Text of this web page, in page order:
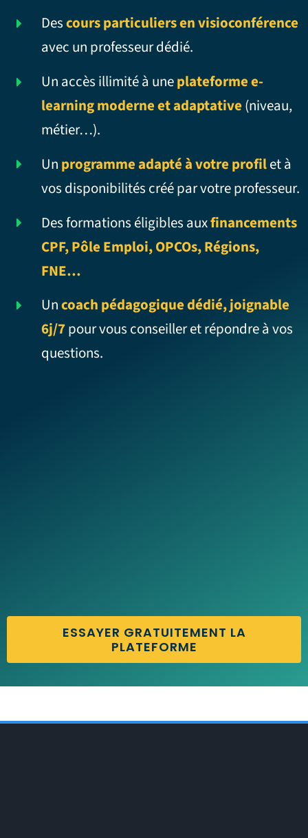
Descours particuliers en visioconférence
avec un professeur dédié.
Un accès illimité à uneplateforme e-
learning moderne et adaptative (niveau,
métier…).
Un programme adapté à votre profilet à
vos disponibilités créé par votre professeur.
Des formations éligibles auxfinancements
CPF, Pôle Emploi, OPCOs, Régions,
FNE…
Uncoach pédagogique dédié, joignable
6j/7pour vous conseiller et répondre à vos
questions.
ESSAYER GRATUITEMENT LA
PLATEFORME